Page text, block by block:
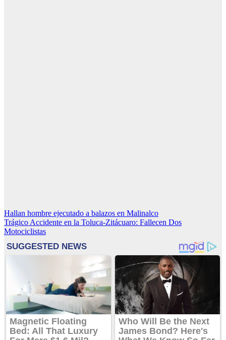
Navegación
de
entradas
Hallan hombre ejecutado a balazos en Malinalco
Trágico Accidente en la Toluca-Zitácuaro: Fallecen Dos
Motociclistas